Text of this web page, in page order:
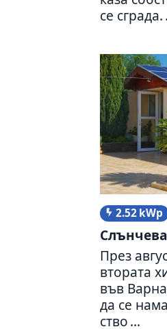
се сграда.
2.52 kWp
През
вто­рата
във
да се
ство ...